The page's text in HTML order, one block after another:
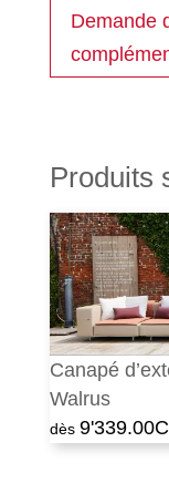
Demande
Produits
Canapé
Walrus
9'339.00